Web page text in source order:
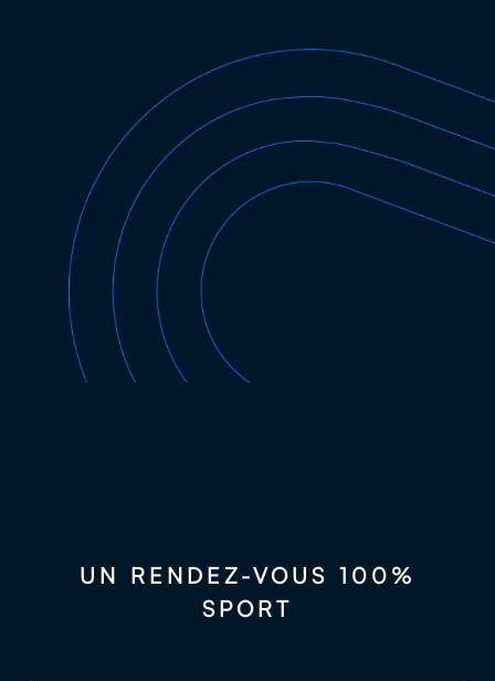
divertissment
Exposants・ Essais ・Achat d’équipements
sportifs
Découvrir le festival
UN RENDEZ-VOUS 100%
SPORT